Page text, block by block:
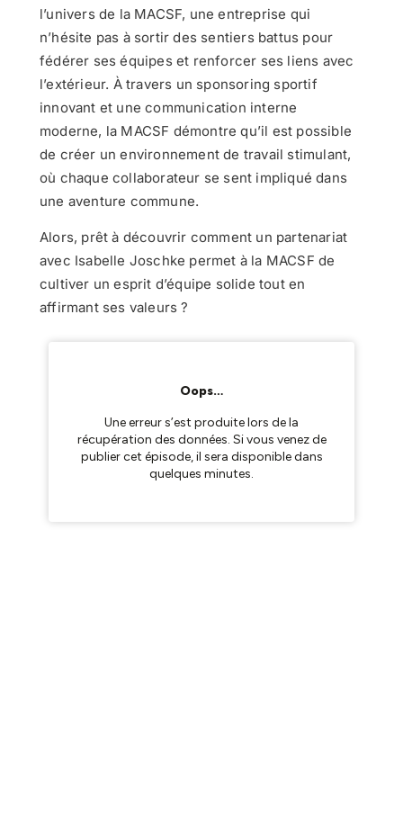
l’univers de la MACSF, une entreprise qui
n’hésite pas à sortir des sentiers battus pour
fédérer ses équipes et renforcer ses liens avec
l’extérieur. À travers un sponsoring sportif
innovant et une communication interne
moderne, la MACSF démontre qu’il est possible
de créer un environnement de travail stimulant,
où chaque collaborateur se sent impliqué dans
une aventure commune.
Alors, prêt à découvrir comment un partenariat
avec Isabelle Joschke permet à la MACSF de
cultiver un esprit d’équipe solide tout en
affirmant ses valeurs ?